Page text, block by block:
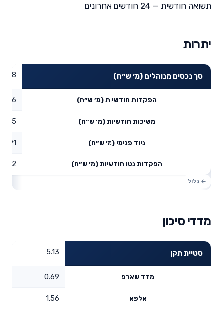
תשואה חודשית — 24 חודשים אחרונים
יתרות
סך נכסים מנוהלים (מ׳ ש״ח)
הפקדות חודשיות (מ׳ ש״ח) 3.76
משיכות חודשיות (מ׳ ש״ח) 3.15
ניוד פנימי (מ׳ ש״ח) 2.91
הפקדות נטו חודשיות (מ׳ ש״ח) 3.52
מדדי סיכון
סטיית תקן 5.13
מדד שארפ 0.69
אלפא 1.56